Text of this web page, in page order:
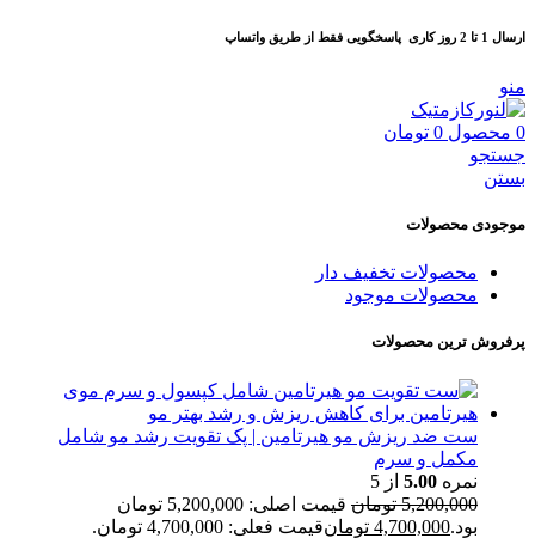
ارسال 1 تا 2 روز کاری پاسخگویی فقط از طریق واتساپ
منو
0 محصول 0 تومان
جستجو
بستن
موجودی محصولات
محصولات تخفیف دار
محصولات موجود
پرفروش ترین محصولات
ست ضد ریزش مو هیرتامین | پک تقویت رشد مو شامل
مکمل و سرم
نمره 5.00 از 5
5,200,000 تومان
قیمت اصلی: 5,200,000 تومان
بود.4,700,000 تومانقیمت فعلی: 4,700,000 تومان.